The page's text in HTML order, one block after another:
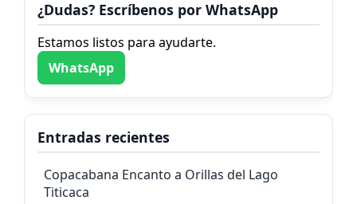
¿Dudas? Escríbenos por WhatsApp
Estamos listos para ayudarte.
WhatsApp
Entradas recientes
Copacabana Encanto a Orillas del Lago
Titicaca